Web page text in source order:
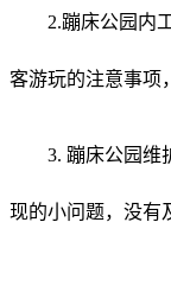
2.蹦床公园内
客游玩的注意事项
3. 蹦床公园维
现的小问题，没有